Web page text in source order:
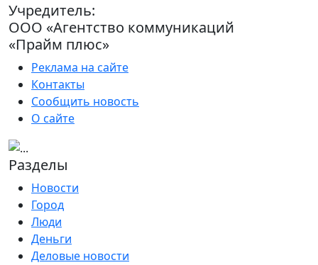
Учредитель:
ООО «Агентство коммуникаций
«Прайм плюс»
Реклама на сайте
Контакты
Сообщить новость
О сайте
Разделы
Новости
Город
Люди
Деньги
Деловые новости